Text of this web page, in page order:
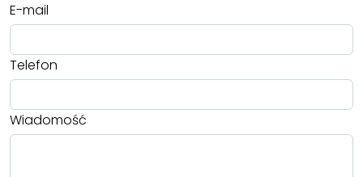
E-mail
Telefon
Wiadomość